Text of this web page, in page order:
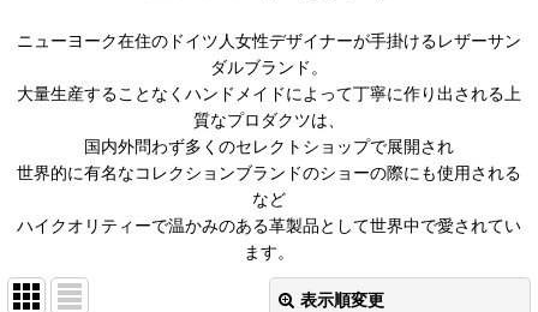
ニューヨーク在住のドイツ人女性デザイナーが手掛けるレザーサン
ダルブランド。
大量生産することなくハンドメイドによって丁寧に作り出される上
質なプロダクツは、
国内外問わず多くのセレクトショップで展開され
世界的に有名なコレクションブランドのショーの際にも使用される
など
ハイクオリティーで温かみのある革製品として世界中で愛されてい
ます。
表示順変更